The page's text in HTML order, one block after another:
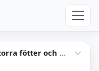
och mindre skav